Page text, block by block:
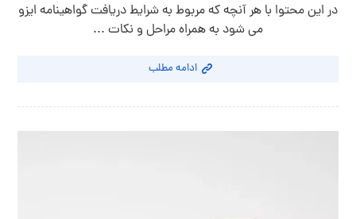
در این محتوا با هر آنچه که مربوط به شرایط دریافت گواهینامه ایزو
می شود به همراه مراحل و نکات ...
ادامه مطلب